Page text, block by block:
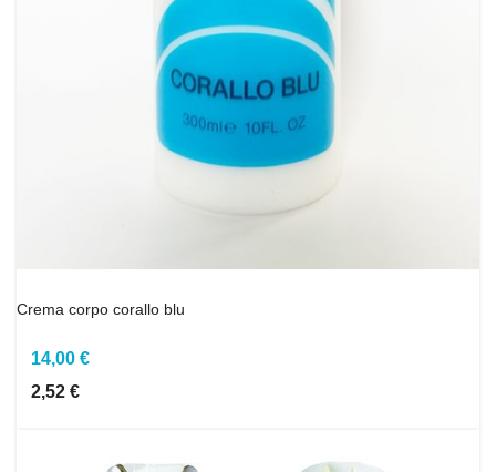
Crema corpo corallo blu
14,00 €
2,52 €